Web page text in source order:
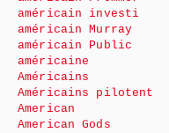
américain investi
américain Murray
américain Public
américaine
Américains
Américains pilotent
American
American Gods